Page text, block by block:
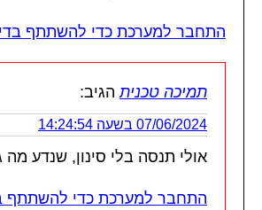
התחבר למערכת כדי להשתתף
תמיכה טכנית הגיב:
07/06/2024 בשעה 14:24:54
אולי תנסה בלי סינון, שנדע מה
התחבר למערכת כדי להשתתף